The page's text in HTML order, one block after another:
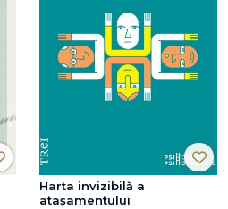
Harta invizibilă a
atașamentului